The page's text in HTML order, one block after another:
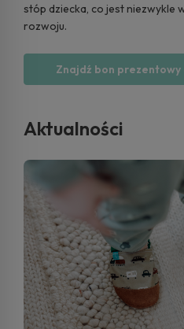
stóp dziecka, co jest niezwykle
rozwoju.
Znajdź bon
Aktualności